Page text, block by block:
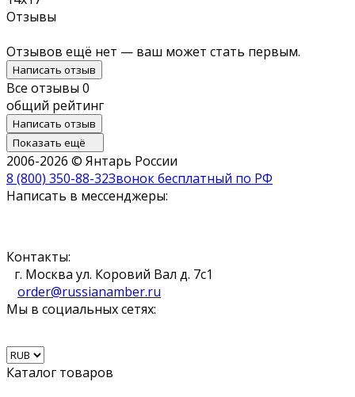
Отзывы
Отзывов ещё нет — ваш может стать первым.
Написать отзыв
Все отзывы 0
общий рейтинг
Написать отзыв
Показать ещё
2006-2026 © Янтарь России
8 (800) 350-88-32Звонок бесплатный по РФ
Написать в мессенджеры:
Контакты:
г. Москва ул. Коровий Вал д. 7с1
order@russianamber.ru
Мы в социальных сетях:
Каталог товаров